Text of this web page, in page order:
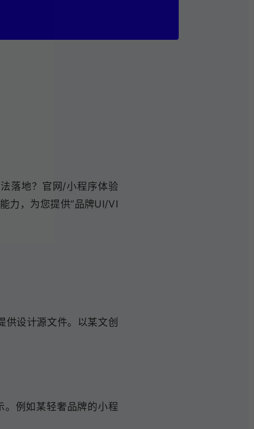
落地？官网/小程序体验
力，为您提供“品牌UI/VI
设计源文件。以某文创
例如某轻奢品牌的小程